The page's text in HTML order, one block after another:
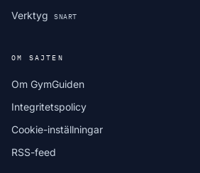
Verktyg
SNART
OM SAJTEN
Om GymGuiden
Integritetspolicy
Cookie-inställningar
RSS-feed